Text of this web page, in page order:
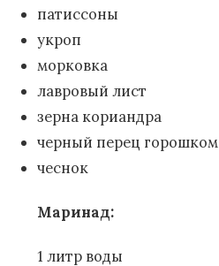
патиссоны
укроп
морковка
лавровый лист
зерна кориандра
черный перец горошком
чеснок
Маринад:
1 литр воды